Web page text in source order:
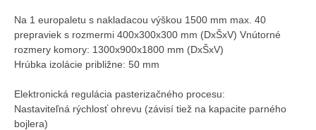
Na 1 europaletu s nakladacou výškou 1500 mm max. 40
prepraviek s rozmermi 400x300x300 mm (DxŠxV) Vnútorné
rozmery komory: 1300x900x1800 mm (DxŠxV)
Hrúbka izolácie približne: 50 mm
Elektronická regulácia pasterizačného procesu:
Nastaviteľná rýchlosť ohrevu (závisí tiež na kapacite parného
bojlera)